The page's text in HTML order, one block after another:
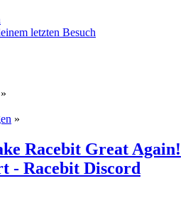
letzten Besuch
»
»
Racebit Great Again!
- Racebit Discord